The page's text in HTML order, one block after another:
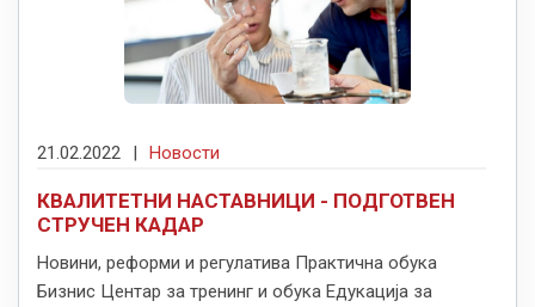
21.02.2022 | Новости
КВАЛИТЕТНИ НАСТАВНИЦИ - ПОДГОТВЕН
СТРУЧЕН КАДАР
Новини, реформи и регулатива Практична обука
Бизнис Центар за тренинг и обука Едукација за